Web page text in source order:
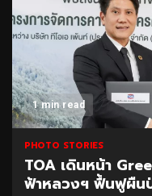
1 min read
PHOTO STORIES
TOA เดินหน้า
ฟ้าหลวงฯ ฟื้นฟูผืน